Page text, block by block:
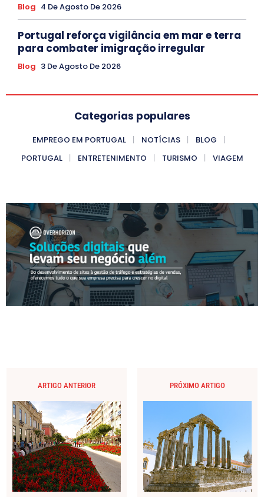
Blog 4 De Agosto De 2026
Portugal reforça vigilância em mar e terra
para combater imigração irregular
Blog 3 De Agosto De 2026
Categorias populares
EMPREGO EM PORTUGAL NOTÍCIAS
BLOG
PORTUGAL
ENTRETENIMENTO TURISMO VIAGEM
ARTIGO ANTERIOR PRÓXIMO ARTIGO